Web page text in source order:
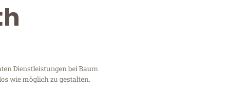
Dienstleistungen bei Baum
wie möglich zu gestalten.